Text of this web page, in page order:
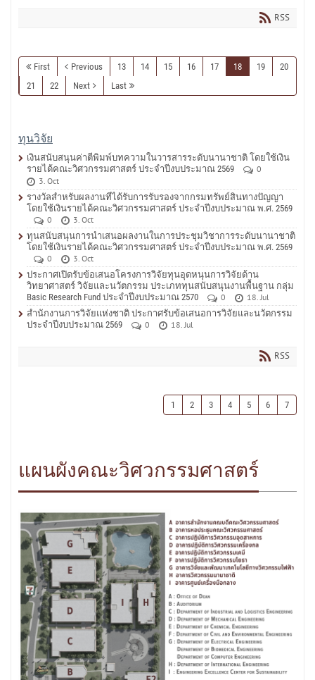
RSS
First Previous 13 14 15 16 17 18 19
20
21
22 Next Last
ทุนวิจัย
เงินสนับสนุนค่าตีพิมพ์บทความในวารสารระดับนานาชาติ โดยใช้เงิน
รายได้คณะวิศวกรรมศาสตร์ ประจำปีงบประมาณ 2569
0
3. Oct
รางวัลสำหรับผลงานที่ได้รับการรับรองจากกรมทรัพย์สินทางปัญญา
โดยใช้เงินรายได้คณะวิศวกรรมศาสตร์ ประจำปีงบประมาณ พ.ศ. 2569
0
3. Oct
ทุนสนับสนุนการนำเสนอผลงานในการประชุมวิชาการระดับนานาชาติ
โดยใช้เงินรายได้คณะวิศวกรรมศาสตร์ ประจำปีงบประมาณ พ.ศ. 2569
0
3. Oct
ประกาศเปิดรับข้อเสนอโครงการวิจัยทุนอุดหนุนการวิจัยด้าน
วิทยาศาสตร์ วิจัยและนวัตกรรม ประเภททุนสนับสนุนงานพื้นฐาน กลุ่ม
Basic Research Fund ประจำปีงบประมาณ 2570
0
18. Jul
สำนักงานการวิจัยแห่งชาติ ประกาศรับข้อเสนอการวิจัยและนวัตกรรม
ประจำปีงบประมาณ 2569
0 18. Jul
RSS
1 2 3 4 5 6 7
แผนผังคณะวิศวกรรมศาสตร์